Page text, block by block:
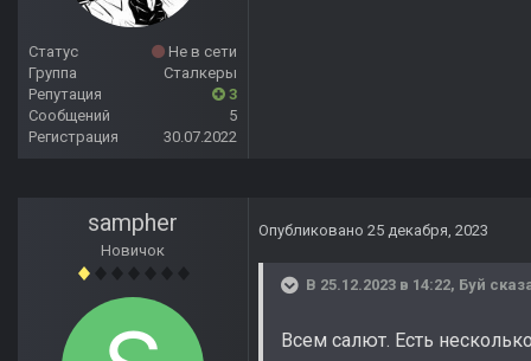
Статус
Не в сети
Группа
Сталкеры
Репутация
3
Сообщений
5
Регистрация
30.07.2022
sampher
Новичок
Опубликовано 25 декабря, 2023
В 25.12.2023 в 14:22, Буй
Всем салют. Есть